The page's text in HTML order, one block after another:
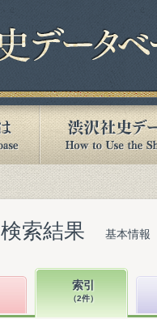
索結果 基本情報
索引
（2件）